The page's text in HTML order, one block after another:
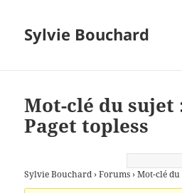
Sylvie Bouchard
Mot-clé du sujet
Paget topless
Sylvie Bouchard › Forums › Mot-clé du